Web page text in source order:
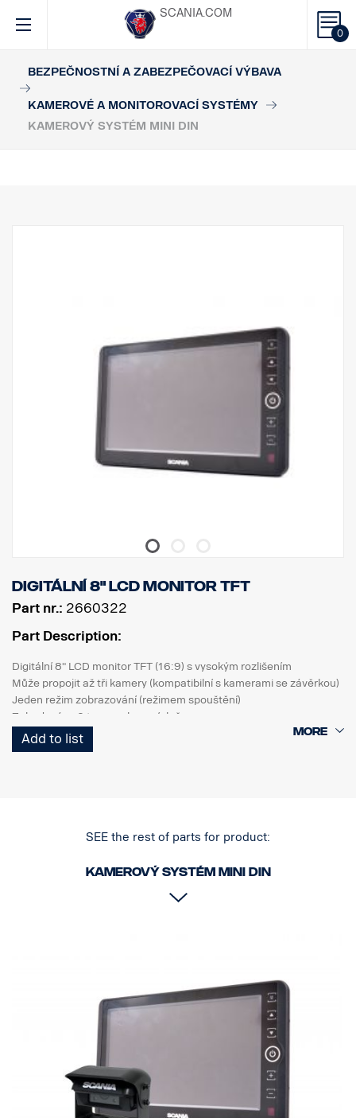
0
SCANIA.COM
BEZPEČNOSTNÍ A ZABEZPEČOVACÍ VÝBAVA
KAMEROVÉ A MONITOROVACÍ SYSTÉMY
KAMEROVÝ SYSTÉM MINI DIN
Digitální 8" LCD monitor TFT
Part nr.: 2660322
Part Description:
Digitální 8" LCD monitor TFT (16:9) s vysokým rozlišením
Může propojit až tři kamery (kompatibilní s kamerami se závěrkou)
Jeden režim zobrazování (režimem spouštění)
Zabudovány 2 typy parkovacích čar
Voděodolné pouzdro IP 64
Snímač automatického nastavování jasu (den a noc)
Add to list
SEE the rest of parts for product:
Kamerový systém MINI DIN